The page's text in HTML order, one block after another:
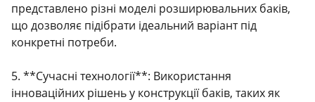
представлено різні моделі розширювальних баків,
що дозволяє підібрати ідеальний варіант під
конкретні потреби.
5. **Сучасні технології**: Використання
інноваційних рішень у конструкції баків, таких як